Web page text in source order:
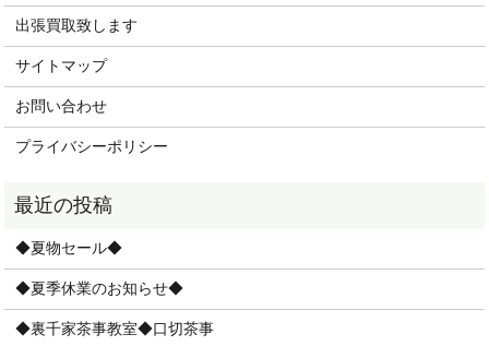
出張買取致します
サイトマップ
お問い合わせ
プライバシーポリシー
◆夏物セール◆
◆夏季休業のお知らせ◆
◆裏千家茶事教室◆口切茶事